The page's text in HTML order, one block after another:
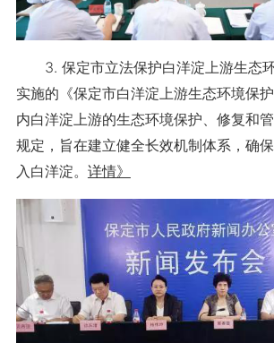
3. 保定市立法保护白洋淀上游生态环
实施的《保定市白洋淀上游生态环境保
内白洋淀上游的生态环境保护、修复和
规定，旨在建立健全长效机制体系，确
入白洋淀。 详情》